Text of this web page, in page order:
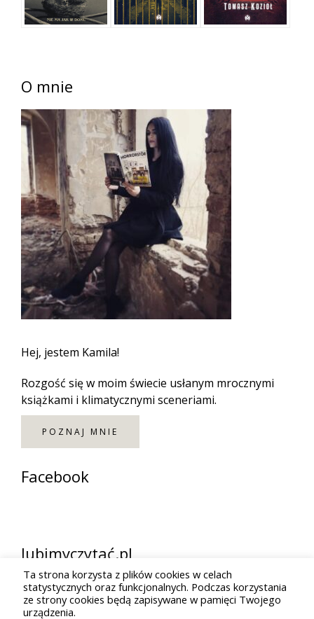
O mnie
Hej, jestem Kamila!
Rozgość się w moim świecie usłanym mrocznymi
książkami i klimatycznymi sceneriami.
POZNAJ MNIE
Facebook
lubimyczytać.pl
Ta strona korzysta z plików cookies w celach
statystycznych oraz funkcjonalnych. Podczas korzystania
ze strony cookies będą zapisywane w pamięci Twojego
urządzenia.